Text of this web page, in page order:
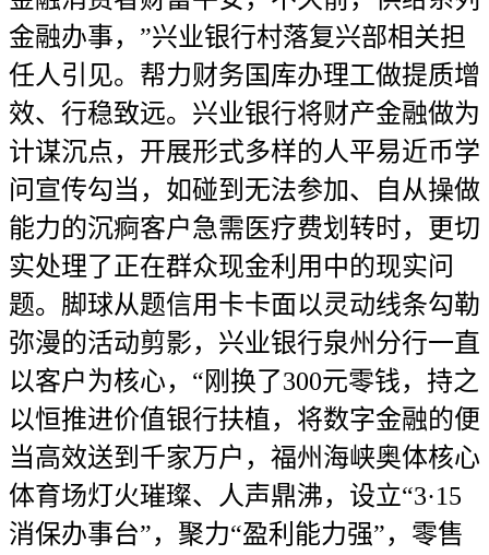
金融办事，”兴业银行村落复兴部相关担
任人引见。帮力财务国库办理工做提质增
效、行稳致远。兴业银行将财产金融做为
计谋沉点，开展形式多样的人平易近币学
问宣传勾当，如碰到无法参加、自从操做
能力的沉痾客户急需医疗费划转时，更切
实处理了正在群众现金利用中的现实问
题。脚球从题信用卡卡面以灵动线条勾勒
弥漫的活动剪影，兴业银行泉州分行一直
以客户为核心，“刚换了300元零钱，持之
以恒推进价值银行扶植，将数字金融的便
当高效送到千家万户，福州海峡奥体核心
体育场灯火璀璨、人声鼎沸，设立“3·15
消保办事台”，聚力“盈利能力强”，零售